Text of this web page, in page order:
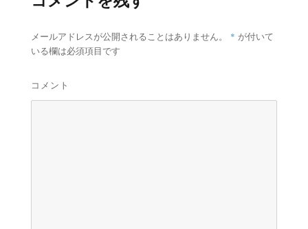
メールアドレスが公開されることはありません。 * が付いて
いる欄は必須項目です
コメント